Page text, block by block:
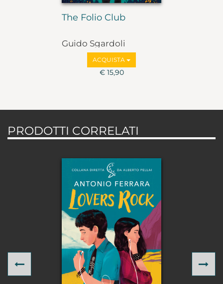
The Folio Club
Guido Sgardoli
ACQUISTA
€ 15,90
PRODOTTI CORRELATI
Previous